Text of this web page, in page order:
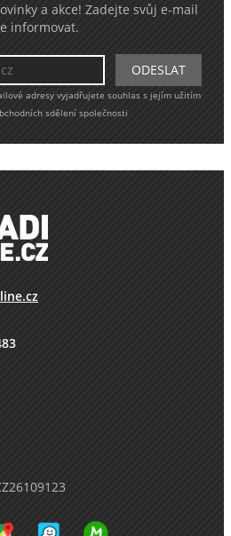
a akce! Zadejte svůj e-mail
informovat.
adresy vyjadřujete souhlas s jejím užitím
sdělení společnosti